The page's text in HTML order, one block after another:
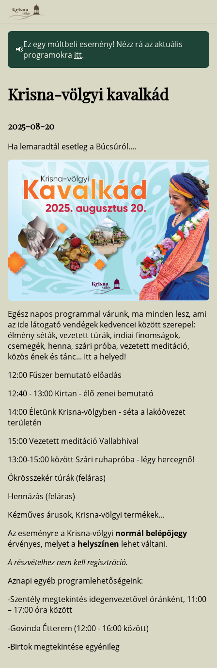
Ez egy múltbeli esemény! Nézz rá az aktuális
programokra itt.
Krisna-völgyi kavalkád
2025-08-20
Ha lemaradtál esetleg a Búcsúról....
Egész napos programmal várunk, ma minden lesz, ami
az ide látogató vendégek kedvencei között szerepel:
élmény séták, vezetett túrák, indiai finomságok,
csemegék, henna, szári próba, vezetett meditáció,
közös ének és tánc... Itt a helyed!
12:00 Fűszer bemutató előadás
12:40 - 13:00 Kirtan - élő zenei bemutató
14:00 Életünk Krisna-völgyben - séta a lakóövezet
területén
15:00 Vezetett meditáció Vallabhival
13:00-15:00 között Szári ruhapróba - légy hercegnő!
Ökrösszekér túrák (feláras)
Hennázás (feláras)
Kézműves árusok, Krisna-völgyi termékek...
Az eseményre a Krisna-völgyi normál belépőjegy
érvényes, melyet a helyszínen lehet váltani.
A részvételhez nem kell regisztráció.
Aznapi egyéb programlehetőségeink:
-Szentély megtekintés idegenvezetővel óránként, 11:00
– 17:00 óra között
-Govinda Étterem (12:00 - 16:00 között)
-Birtok megtekintése egyénileg